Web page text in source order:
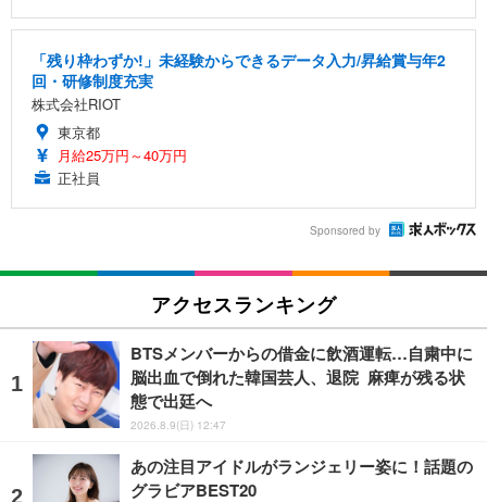
「残り枠わずか!」未経験からできるデータ入力/昇給賞与年2
回・研修制度充実
株式会社RIOT
東京都
月給25万円～40万円
正社員
Sponsored by
アクセスランキング
BTSメンバーからの借金に飲酒運転…自粛中に
脳出血で倒れた韓国芸人、退院 麻痺が残る状
態で出廷へ
2026.8.9(日) 12:47
あの注目アイドルがランジェリー姿に！話題の
グラビアBEST20